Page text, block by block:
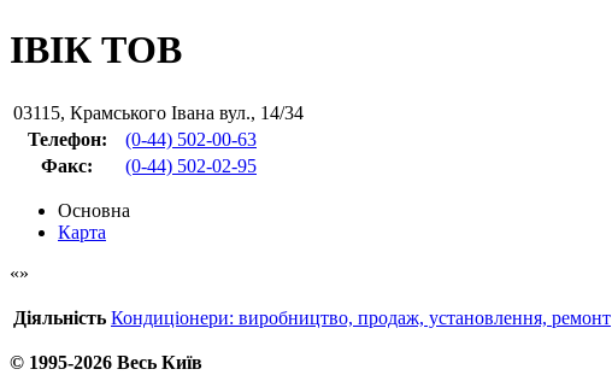
ІВІК ТОВ
03115, Крамського Івана вул., 14/34
Телефон:
(0-44) 502-00-63
Факс: (0-44) 502-02-95
Основна
Карта
Діяльність Кондиціонери: виробництво, продаж, установлення, ремонт
© 1995-2026 Весь Київ